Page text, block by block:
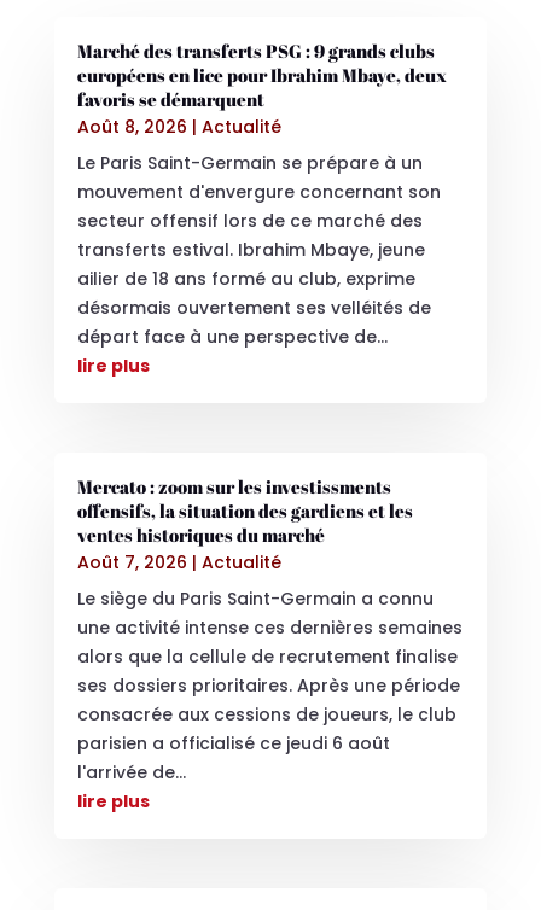
Marché des transferts PSG : 9 grands clubs
européens en lice pour Ibrahim Mbaye, deux
favoris se démarquent
Août 8, 2026 | Actualité
Le Paris Saint-Germain se prépare à un
mouvement d'envergure concernant son
secteur offensif lors de ce marché des
transferts estival. Ibrahim Mbaye, jeune
ailier de 18 ans formé au club, exprime
désormais ouvertement ses velléités de
départ face à une perspective de...
lire plus
Mercato : zoom sur les investissments
offensifs, la situation des gardiens et les
ventes historiques du marché
Août 7, 2026 | Actualité
Le siège du Paris Saint-Germain a connu
une activité intense ces dernières semaines
alors que la cellule de recrutement finalise
ses dossiers prioritaires. Après une période
consacrée aux cessions de joueurs, le club
parisien a officialisé ce jeudi 6 août
l'arrivée de...
lire plus